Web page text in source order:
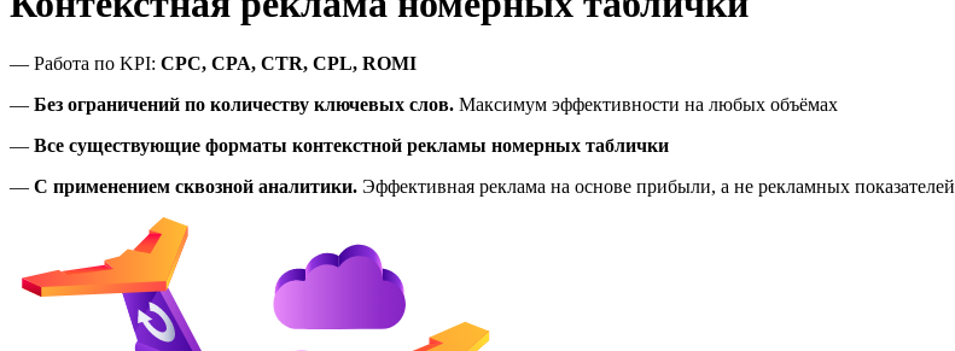
— Работа по KPI: CPC, CPA, CTR, CPL, ROMI
— Без ограничений по количеству ключевых слов. Максимум эффективности на любых объёмах
— Все существующие форматы контекстной рекламы номерных таблички
— С применением сквозной аналитики. Эффективная реклама на основе прибыли, а не рекламных показателей